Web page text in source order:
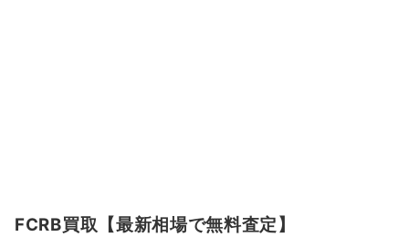
FCRB買取【最新相場で無料査定】